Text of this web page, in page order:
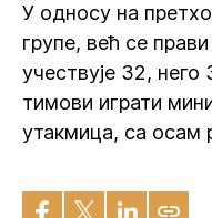
У односу на
групе, већ се
учествује 32,
тимови играти
утакмица, са осам